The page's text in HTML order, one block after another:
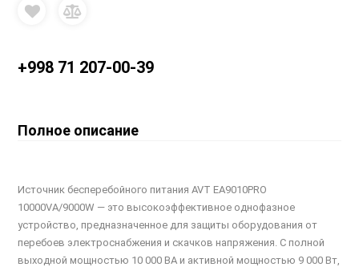
+998 71 207-00-39
Полное описание
Источник бесперебойного питания AVT EA9010PRO
10000VA/9000W — это высокоэффективное однофазное
устройство, предназначенное для защиты оборудования от
перебоев электроснабжения и скачков напряжения. С полной
выходной мощностью 10 000 ВА и активной мощностью 9 000 Вт,